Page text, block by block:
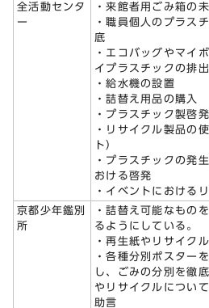
全活動センタ
ー
・来館者用ごみ箱の
・職員個人のプラス
底
・エコバッグやマイ
イプラスチックの排出
・給水機の設置
・詰替え用品の購入
・プラスチック製啓
・リサイクル製品の
ト）
・プラスチックの発
おける啓発
・イベントにおける
京都少年鑑別
所
・詰替え可能なもの
るようにしている。
・再生紙やリサイク
・各種分別ポスター
し、ごみの分別を徹
やリサイクルについ
助言